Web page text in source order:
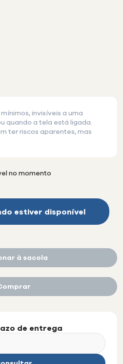
invisíveis a uma
quando a tela está ligada.
ter riscos aparentes, mas
no momento
estiver disponível
à sacola
de entrega